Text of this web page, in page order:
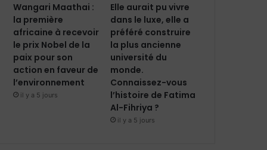
Wangari Maathai :
la première
africaine à recevoir
le prix Nobel de la
paix pour son
action en faveur de
l’environnement
il y a 5 jours
Elle aurait pu vivre
dans le luxe, elle a
préféré construire
la plus ancienne
université du
monde.
Connaissez-vous
l’histoire de Fatima
Al-Fihriya ?
il y a 5 jours